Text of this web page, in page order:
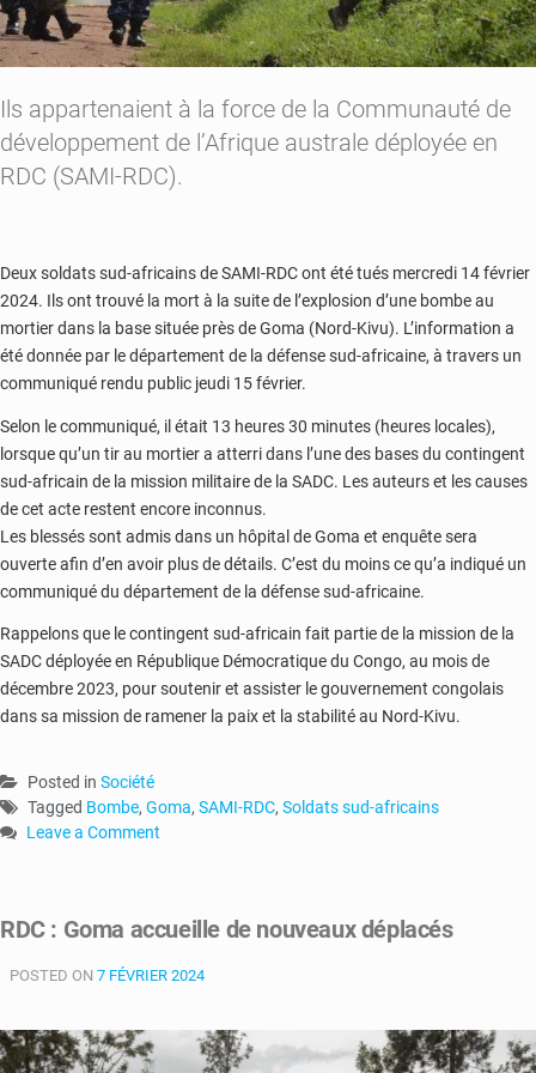
Ils appartenaient à la force de la Communauté de
développement de l’Afrique australe déployée en
RDC (SAMI-RDC).
Deux soldats sud-africains de SAMI-RDC ont été tués mercredi 14 février
2024. Ils ont trouvé la mort à la suite de l’explosion d’une bombe au
mortier dans la base située près de Goma (Nord-Kivu). L’information a
été donnée par le département de la défense sud-africaine, à travers un
communiqué rendu public jeudi 15 février.
Selon le communiqué, il était 13 heures 30 minutes (heures locales),
lorsque qu’un tir au mortier a atterri dans l’une des bases du contingent
sud-africain de la mission militaire de la SADC. Les auteurs et les causes
de cet acte restent encore inconnus.
Les blessés sont admis dans un hôpital de Goma et enquête sera
ouverte afin d’en avoir plus de détails. C’est du moins ce qu’a indiqué un
communiqué du département de la défense sud-africaine.
Rappelons que le contingent sud-africain fait partie de la mission de la
SADC déployée en République Démocratique du Congo, au mois de
décembre 2023, pour soutenir et assister le gouvernement congolais
dans sa mission de ramener la paix et la stabilité au Nord-Kivu.
Posted in Société
Tagged Bombe, Goma, SAMI-RDC, Soldats sud-africains
Leave a Comment
deux
sud-
meurent
dans
RDC : Goma accueille de nouveaux déplacés
POSTED ON 7 FÉVRIER 2024